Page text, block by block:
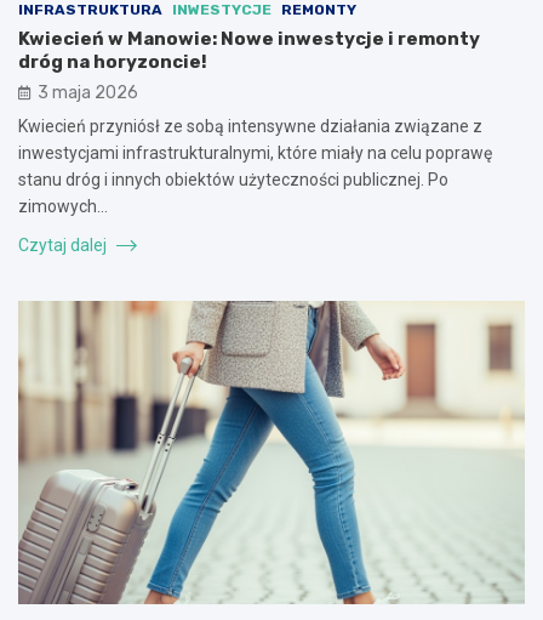
INFRASTRUKTURA INWESTYCJE REMONTY
Kwiecień w Manowie: Nowe inwestycje i remonty
dróg na horyzoncie!
3 maja 2026
Kwiecień przyniósł ze sobą intensywne działania związane z
inwestycjami infrastrukturalnymi, które miały na celu poprawę
stanu dróg i innych obiektów użyteczności publicznej. Po
zimowych…
Czytaj dalej